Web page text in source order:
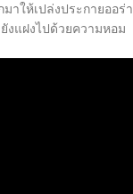
าให้เปล่งประกายออร่า
งแฝงไปด้วยความหอม